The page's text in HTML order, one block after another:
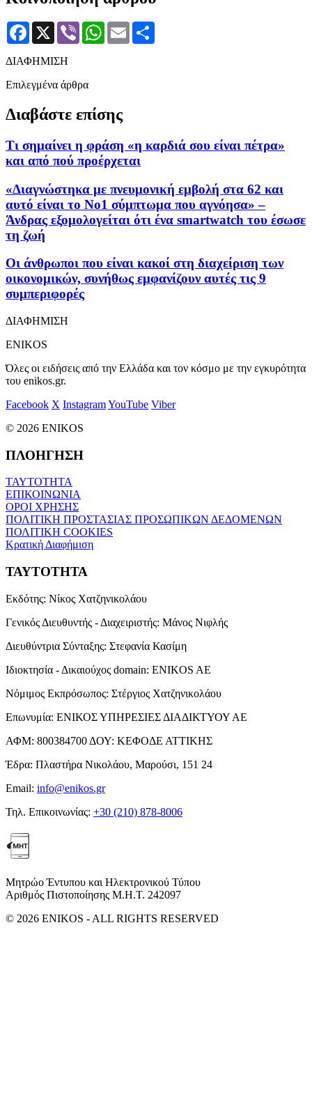
Facebook
X Viber WhatsApp
Email
ΔΙΑΦΗΜΙΣΗ
Επιλεγμένα άρθρα
Διαβάστε επίσης
Τι σημαίνει η φράση «η καρδιά σου είναι πέτρα»
και από πού προέρχεται
«Διαγνώστηκα με πνευμονική εμβολή στα 62 και
αυτό είναι το Νο1 σύμπτωμα που αγνόησα» –
Άνδρας εξομολογείται ότι ένα smartwatch του έσωσε
τη ζωή
Οι άνθρωποι που είναι κακοί στη διαχείριση των
οικονομικών, συνήθως εμφανίζουν αυτές τις 9
συμπεριφορές
ΔΙΑΦΗΜΙΣΗ
ENIKOS
Όλες οι ειδήσεις από την Ελλάδα και τον κόσμο με την εγκυρότητα
του enikos.gr.
Facebook X InstagramYouTube Viber
© 2026 ENIKOS
ΠΛΟΗΓΗΣΗ
ΤΑΥΤΟΤΗΤΑ
ΕΠΙΚΟΙΝΩΝΙΑ
ΟΡΟΙ ΧΡΗΣΗΣ
ΠΟΛΙΤΙΚΗ ΠΡΟΣΤΑΣΙΑΣ ΠΡΟΣΩΠΙΚΩΝ ΔΕΔΟΜΕΝΩΝ
ΠΟΛΙΤΙΚΗ COOKIES
Κρατική Διαφήμιση
ΤΑΥΤΟΤΗΤΑ
Εκδότης: Νίκος Χατζηνικολάου
Γενικός Διευθυντής - Διαχειριστής: Μάνος Νιφλής
Διευθύντρια Σύνταξης: Στεφανία Κασίμη
Ιδιοκτησία - Δικαιούχος domain: ENIKOS AE
Νόμιμος Εκπρόσωπος: Στέργιος Χατζηνικολάου
Επωνυμία: ΕΝΙΚΟΣ ΥΠΗΡΕΣΙΕΣ ΔΙΑΔΙΚΤΥΟΥ ΑΕ
ΑΦΜ: 800384700 ΔΟΥ: ΚΕΦΟΔΕ ΑΤΤΙΚΗΣ
Έδρα: Πλαστήρα Νικολάου, Μαρούσι, 151 24
Email: info@enikos.gr
Τηλ. Επικοινωνίας: +30 (210) 878-8006
Μητρώο Έντυπου και Ηλεκτρονικού Τύπου
Αριθμός Πιστοποίησης Μ.Η.Τ. 242097
© 2026 ENIKOS - ALL RIGHTS RESERVED